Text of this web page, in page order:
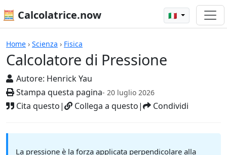
🧮 Calcolatrice.now 🇮🇹
Home › Scienza › Fisica
Calcolatore di Pressione
Autore: Henrick Yau
Stampa questa pagina- 20 luglio 2026
Cita questo| Collega a questo| Condividi
Calcolatrici
La pressione è la forza applicata perpendicolare alla